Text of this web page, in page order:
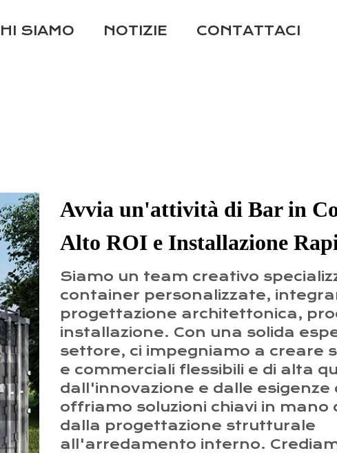
SIAMO NOTIZIE CONTATTACI
Avvia un'attività di Bar in
Alto ROI e Installazione
Siamo un team creativo
container personalizzate,
progettazione architettonica,
installazione. Con una solida
settore, ci impegniamo a creare
e commerciali flessibili e di alta
dall'innovazione e dalle esigenze
offriamo soluzioni chiavi in mano
dalla progettazione strutturale
all'arredamento interno.